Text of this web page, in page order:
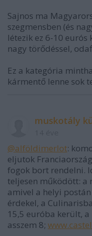
Sajnos ma
szegmensben (és
létezik ez 6-10
nagy törődéssel,
Ez a kategória
kármentő lenne sok
muskotály
@alföldimerlot:
eljutok
fogok bort rendelni.
teljesen működött: a
amivel a helyi
érdekel, a
15,5 euróba került,
asszem 8;